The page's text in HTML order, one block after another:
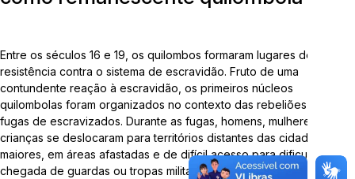
Entre os séculos 16 e 19, os quilombos formaram lugares de
resistência contra o sistema de escravidão. Fruto de uma
contundente reação à escravidão, os primeiros núcleos
quilombolas foram organizados no contexto das rebeliões e das
fugas de escravizados. Durante as fugas, homens, mulheres e
crianças se deslocaram para territórios distantes das cidades
maiores, em áreas afastadas e de difícil acesso para dificultar a
chegada de guardas ou tropas militares, e se organizaram em
E-mail: arqueologia@univates.br
Desenvolvido por